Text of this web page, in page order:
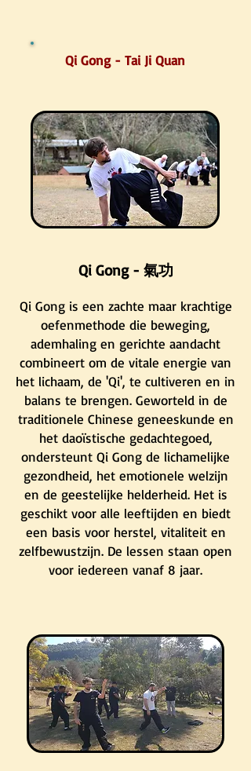
Qi Gong - Tai Ji Quan
Qi Gong - 氣功
Qi Gong is een zachte maar krachtige
oefenmethode die beweging,
ademhaling en gerichte aandacht
combineert om de vitale energie van
het lichaam, de 'Qi', te cultiveren en in
balans te brengen. Geworteld in de
traditionele Chinese geneeskunde en
het daoïstische gedachtegoed,
ondersteunt Qi Gong de lichamelijke
gezondheid, het emotionele welzijn
en de geestelijke helderheid. Het is
geschikt voor alle leeftijden en biedt
een basis voor herstel, vitaliteit en
zelfbewustzijn. De lessen staan open
voor iedereen vanaf 8 jaar.